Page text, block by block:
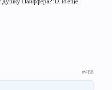
#488